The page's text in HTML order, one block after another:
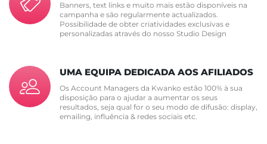
Banners, text links e muito mais estão disponíveis na
campanha e são regularmente actualizados.
Possibilidade de obter criatividades exclusivas e
personalizadas através do nosso Studio Design
UMA EQUIPA DEDICADA AOS AFILIADOS
Os Account Managers da Kwanko estão 100% à sua
disposição para o ajudar a aumentar os seus
resultados, seja qual for o seu modo de difusão: display,
emailing, influência & redes sociais etc.